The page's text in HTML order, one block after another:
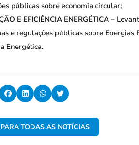
públicas sobre economia circular;
E EFICIÊNCIA ENERGÉTICA –
e regulações públicas sobre Energias
Energética.
TODAS AS NOTÍCIAS